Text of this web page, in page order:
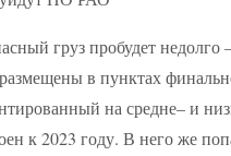
груз пробудет недолго
в пунктах
на средне– и
к 2023 году. В него же